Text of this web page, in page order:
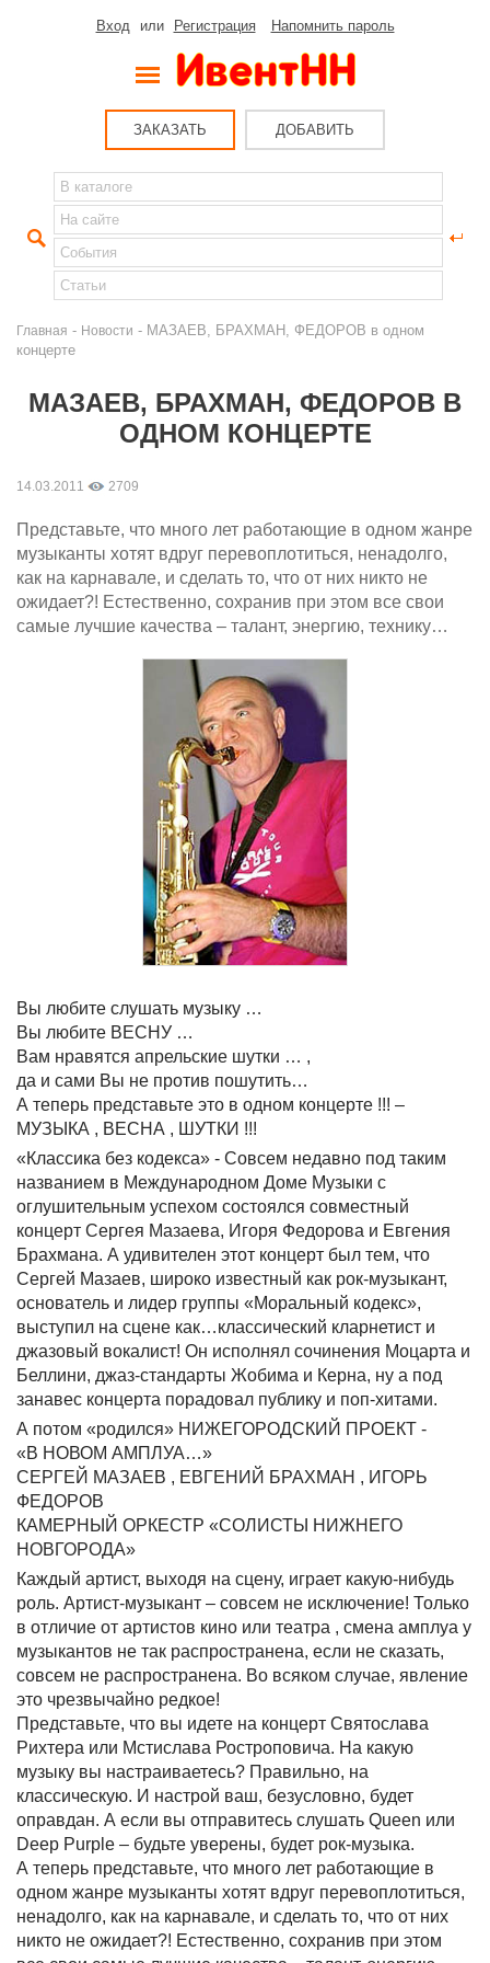
Вход или Регистрация Напомнить пароль
ЗАКАЗАТЬ ДОБАВИТЬ
Главная - Новости - МАЗАЕВ, БРАХМАН, ФЕДОРОВ в одном
концерте
МАЗАЕВ, БРАХМАН, ФЕДОРОВ В
ОДНОМ КОНЦЕРТЕ
14.03.2011 2709
Представьте, что много лет работающие в одном жанре
музыканты хотят вдруг перевоплотиться, ненадолго,
как на карнавале, и сделать то, что от них никто не
ожидает?! Естественно, сохранив при этом все свои
самые лучшие качества – талант, энергию, технику…
Вы любите слушать музыку …
Вы любите ВЕСНУ …
Вам нравятся апрельские шутки … ,
да и сами Вы не против пошутить…
А теперь представьте это в одном концерте !!! –
МУЗЫКА , ВЕСНА , ШУТКИ !!!
«Классика без кодекса» - Совсем недавно под таким
названием в Международном Доме Музыки с
оглушительным успехом состоялся совместный
концерт Сергея Мазаева, Игоря Федорова и Евгения
Брахмана. А удивителен этот концерт был тем, что
Сергей Мазаев, широко известный как рок-музыкант,
основатель и лидер группы «Моральный кодекс»,
выступил на сцене как…классический кларнетист и
джазовый вокалист! Он исполнял сочинения Моцарта и
Беллини, джаз-стандарты Жобима и Керна, ну а под
занавес концерта порадовал публику и поп-хитами.
А потом «родился» НИЖЕГОРОДСКИЙ ПРОЕКТ -
«В НОВОМ АМПЛУА…»
СЕРГЕЙ МАЗАЕВ , ЕВГЕНИЙ БРАХМАН , ИГОРЬ
ФЕДОРОВ
КАМЕРНЫЙ ОРКЕСТР «СОЛИСТЫ НИЖНЕГО
НОВГОРОДА»
Каждый артист, выходя на сцену, играет какую-нибудь
роль. Артист-музыкант – совсем не исключение! Только
в отличие от артистов кино или театра , смена амплуа у
музыкантов не так распространена, если не сказать,
совсем не распространена. Во всяком случае, явление
это чрезвычайно редкое!
Представьте, что вы идете на концерт Святослава
Рихтера или Мстислава Ростроповича. На какую
музыку вы настраиваетесь? Правильно, на
классическую. И настрой ваш, безусловно, будет
оправдан. А если вы отправитесь слушать Queen или
Deep Purple – будьте уверены, будет рок-музыка.
А теперь представьте, что много лет работающие в
одном жанре музыканты хотят вдруг перевоплотиться,
ненадолго, как на карнавале, и сделать то, что от них
никто не ожидает?! Естественно, сохранив при этом